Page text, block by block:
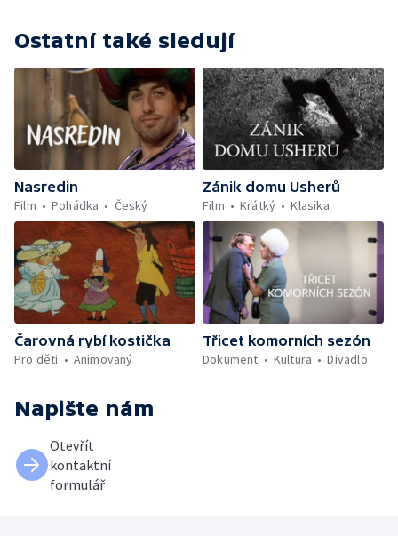
Ostatní také sledují
Nasredin
Film
Pohádka Český
Zánik domu Usherů
Film
Krátký Klasika
Čarovná rybí kostička
Pro děti
Animovaný
Třicet komorních sezón
Dokument
Kultura Divadlo
Napište nám
Otevřít
kontaktní
formulář